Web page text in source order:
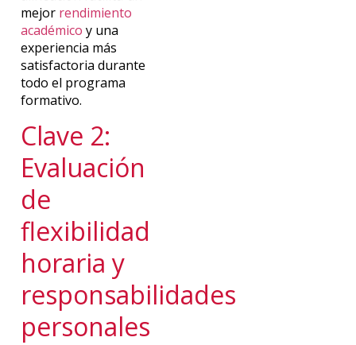
mejor rendimiento
académico y una
experiencia más
satisfactoria durante
todo el programa
formativo.
Clave 2:
Evaluación
de
flexibilidad
horaria y
responsabilidades
personales